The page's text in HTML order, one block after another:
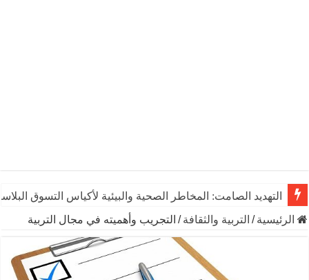
التهديد الصامت: المخاطر الصحية والبيئية لأكياس التسوق
الرئيسية / التربية والثقافة / التجريب وأهميته في مجال التربية